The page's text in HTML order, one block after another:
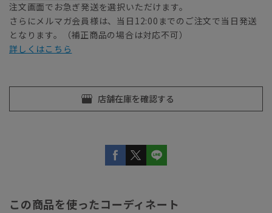
注文画面でお急ぎ発送を選択いただけます。
さらにメルマガ会員様は、当日12:00までのご注文で当日発送
となります。（補正商品の場合は対応不可）
詳しくはこちら
この商品を使ったコーディネート